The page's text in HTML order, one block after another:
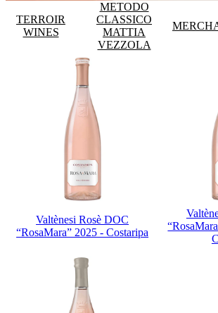
TERROIR
WINES
METODO
CLASSICO
MATTIA
VEZZOLA
Valtènesi Rosè DOC
“RosaMara” 2025 - Costaripa